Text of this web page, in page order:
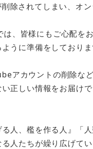
除されてしまい、オ
、皆様にもご心配を
うに準備をしており
アカウントの削除な
正しい情報をお届け
人、檻を作る人』「
人たちが繰り広げて